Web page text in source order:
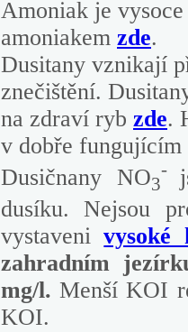
Amoniak je
amoniakem zde.
Dusitany vznikají
znečištění.
na zdraví ryb zde.
v dobře
Dusičnany NO3
-
dusíku. Nejsou
vystavenivysoké
zahradním
mg/l. Menší KOI
KOI.